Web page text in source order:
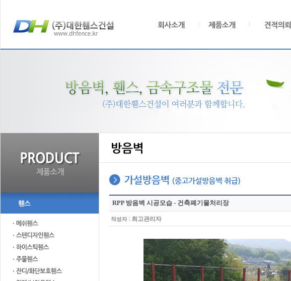
RPP 방음벽 시공모습 - 건축폐기물처리장
작성자 : 최고관리자